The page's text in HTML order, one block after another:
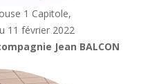
1 Capitole,
11 février 2022
Jean BALCON